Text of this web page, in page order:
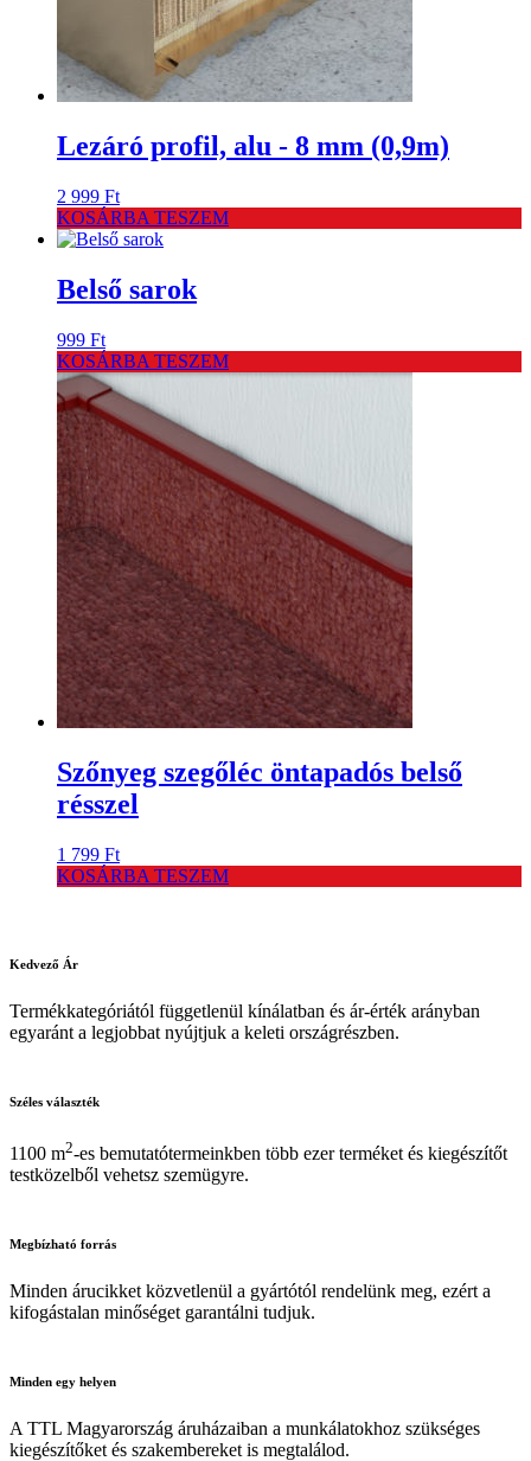
Lezáró profil, alu - 8 mm (0,9m)
2 999 Ft
KOSÁRBA TESZEM
Belső sarok
999 Ft
KOSÁRBA TESZEM
Szőnyeg szegőléc öntapadós belső
résszel
1 799 Ft
KOSÁRBA TESZEM
Kedvező Ár
Termékkategóriától függetlenül kínálatban és ár-érték arányban
egyaránt a legjobbat nyújtjuk a keleti országrészben.
Széles választék
1100 m2-es bemutatótermeinkben több ezer terméket és kiegészítőt
testközelből vehetsz szemügyre.
Megbízható forrás
Minden árucikket közvetlenül a gyártótól rendelünk meg, ezért a
kifogástalan minőséget garantálni tudjuk.
Minden egy helyen
A TTL Magyarország áruházaiban a munkálatokhoz szükséges
kiegészítőket és szakembereket is megtalálod.